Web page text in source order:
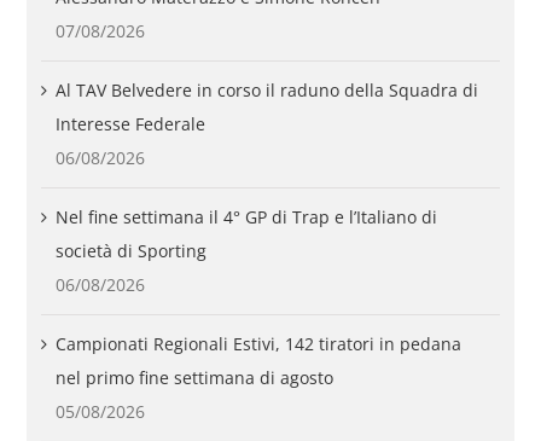
07/08/2026
Al TAV Belvedere in corso il raduno della Squadra di
Interesse Federale
06/08/2026
Nel fine settimana il 4° GP di Trap e l’Italiano di
società di Sporting
06/08/2026
Campionati Regionali Estivi, 142 tiratori in pedana
nel primo fine settimana di agosto
05/08/2026